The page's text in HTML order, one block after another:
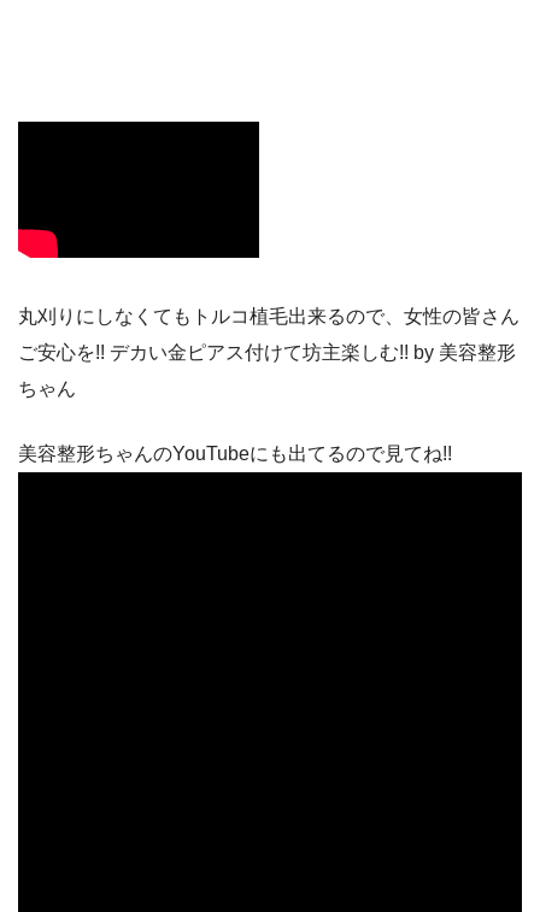
丸刈りにしなくてもトルコ植毛出来るので、女性の皆さん
ご安心を!! デカい金ピアス付けて坊主楽しむ!! by 美容整形
ちゃん
美容整形ちゃんのYouTubeにも出てるので見てね!!